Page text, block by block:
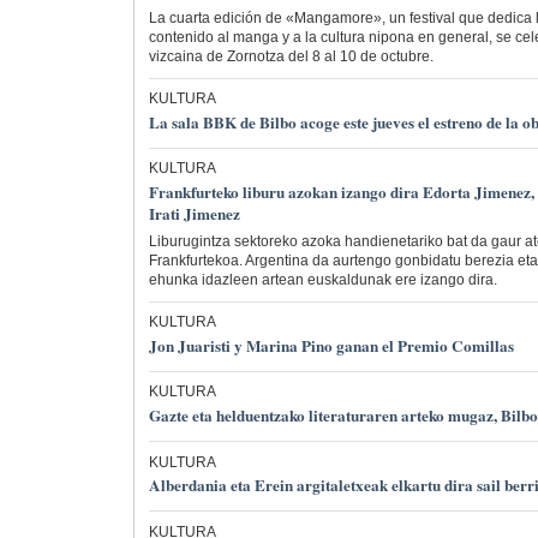
La cuarta edición de «Mangamore», un festival que dedica
contenido al manga y a la cultura nipona en general, se
vizcaina de Zornotza del 8 al 10 de octubre.
KULTURA
La sala BBK de Bilbo acoge este jueves el estreno de
KULTURA
Frankfurteko liburu azokan izango dira Edorta
Irati Jimenez
Liburugintza sektoreko azoka handienetariko bat da gaur
Frankfurtekoa. Argentina da aurtengo gonbidatu berezia
ehunka idazleen artean euskaldunak ere izango dira.
KULTURA
Jon Juaristi y Marina Pino ganan el Premio Comillas
KULTURA
Gazte eta helduentzako literaturaren arteko mugaz,
KULTURA
Alberdania eta Erein argitaletxeak elkartu dira sail
KULTURA